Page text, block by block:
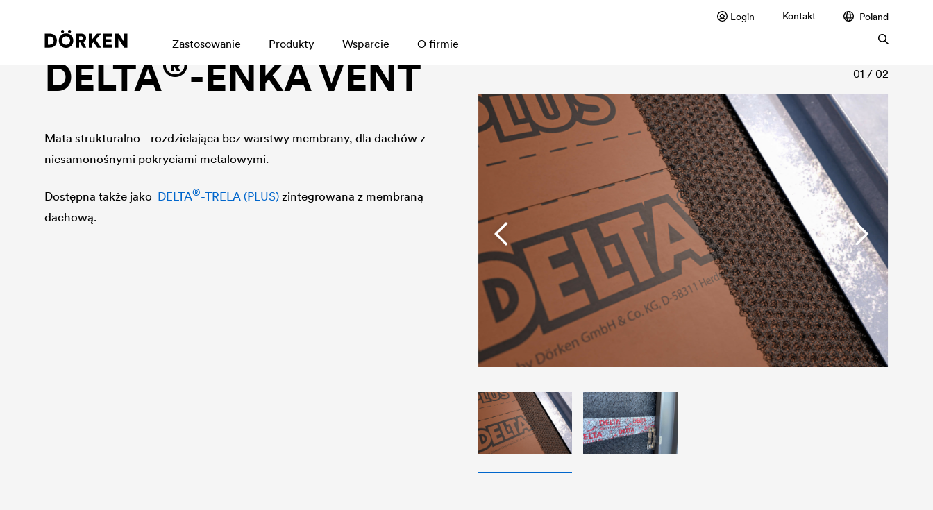
Login Kontakt Poland
Zastosowanie Produkty Wsparcie O firmie
Mata strukturalno - rozdzielająca
DELTA®-ENKA VENT
Mata strukturalno - rozdzielająca bez warstwy membrany, dla dachów z
niesamonośnymi pokryciami metalowymi.
Dostępna także jako DELTA®-TRELA (PLUS)zintegrowana z membraną
dachową.
01 / 02